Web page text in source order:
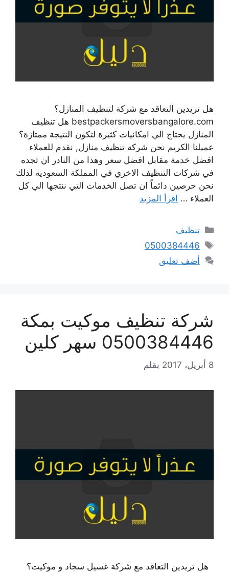
هل تريدين التعاقد مع شركة لتنظيف المنازل؟
bestpackersmoversbangalore.com هل تنظيف
المنازل يحتاج الي امكانيات كثيرة لتكون النتيجة ممتازة؟
عميلنا الكريم نحن شركة تنظيف منازل, نقدم للعملاء
افضل خدمة مقابل افضل سعر وهذا من النادر ان تجده
في شركات التنظيف الاخري في المملكة السعودية لذلك
نحن حرصين دائماً ان تصل الخدمات التي ننتجها الي كل
العملاء … اقرأ المزيد
التصنيفات
تنظيف
الوسوم
0500384446
أضف تعليق
شركة تنظيف موكيت بمكة
0500384446 سهر كلين
8 أبريل، 2017 بقلم
هل تريدين التعاقد مع شركة غسيل سجاد و موكيت؟